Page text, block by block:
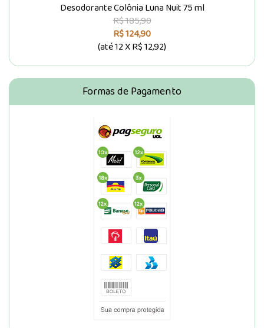
Desodorante Colônia Luna Nuit 75 ml
R$ 185,90
R$ 124,90
(até12 X R$ 12,92)
Formas de Pagamento